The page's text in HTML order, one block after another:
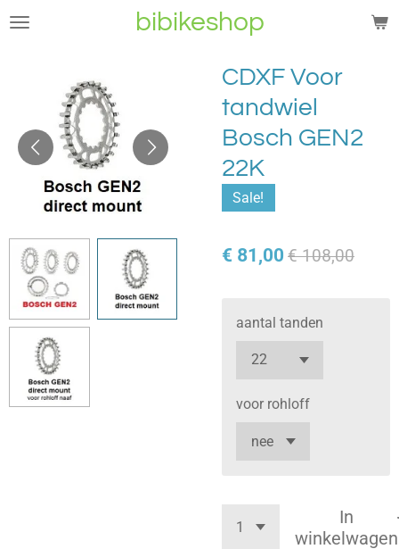
Ga
hoofdinhoud
bibikeshop
CDXF Voor
tandwiel
Bosch GEN2
22K
Sale!
€ 81,00 € 108,00
aantal tanden
voor rohloff
In
winkelwagen